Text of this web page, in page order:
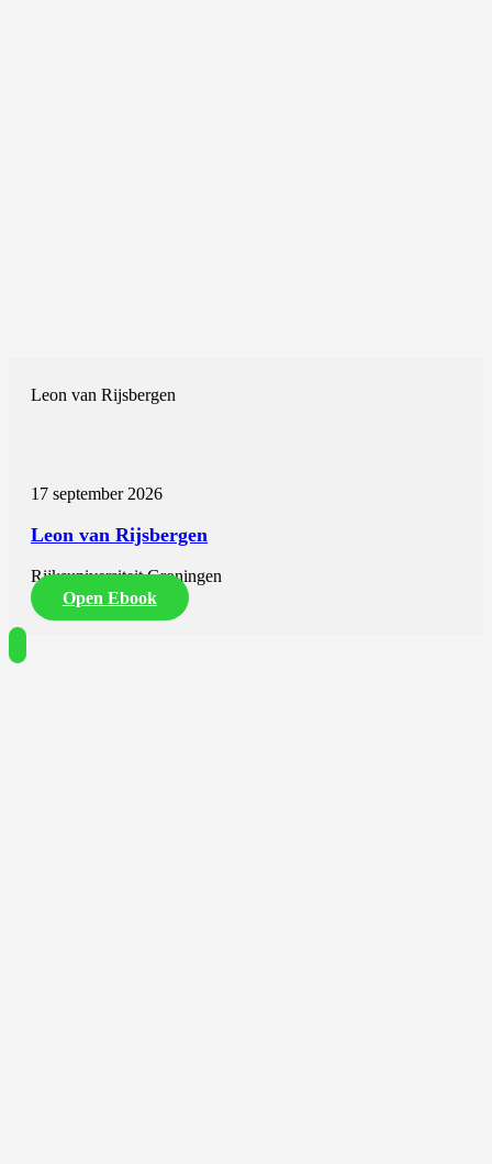
Leon van Rijsbergen
17 september 2026
Leon van Rijsbergen
Rijksuniversiteit Groningen
Open Ebook